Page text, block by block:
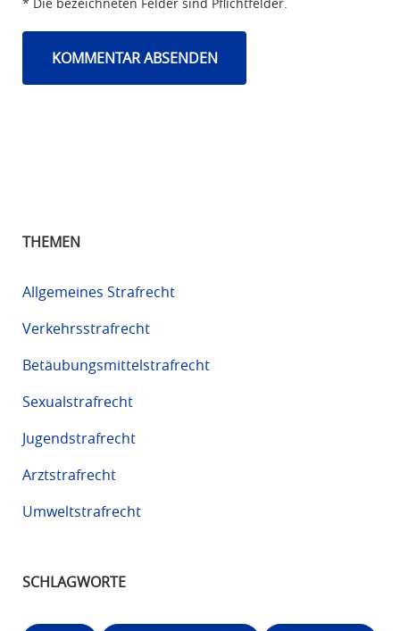
THEMEN
Allgemeines Strafrecht
Verkehrsstrafrecht
Betäubungsmittelstrafrecht
Sexualstrafrecht
Jugendstrafrecht
Arztstrafrecht
Umweltstrafrecht
SCHLAGWORTE